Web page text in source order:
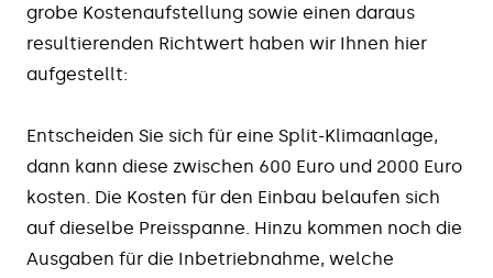
grobe Kostenaufstellung sowie einen daraus
resultierenden Richtwert haben wir Ihnen hier
aufgestellt:
Entscheiden Sie sich für eine Split-Klimaanlage,
dann kann diese zwischen 600 Euro und 2000 Euro
kosten. Die Kosten für den Einbau belaufen sich
auf dieselbe Preisspanne. Hinzu kommen noch die
Ausgaben für die Inbetriebnahme, welche